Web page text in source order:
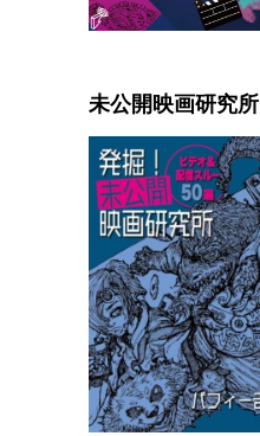
未公開映画研究所